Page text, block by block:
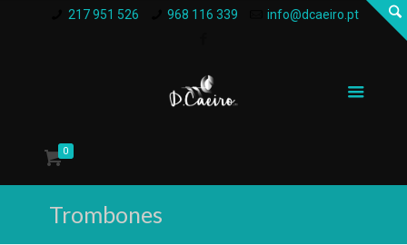
217 951 526 968 116 339 info@dcaeiro.pt
0
Trombones